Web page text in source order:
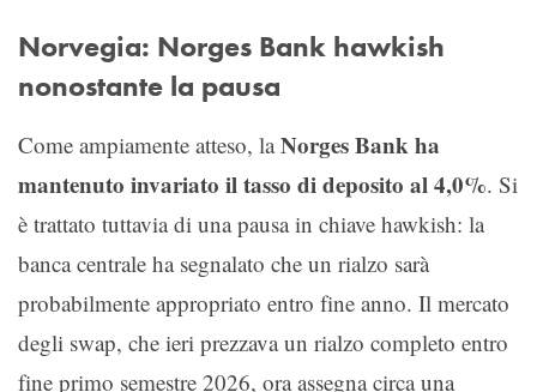
Norvegia: Norges Bank hawkish
nonostante la pausa
Come ampiamente atteso, laNorges Bank ha
mantenuto invariato il tasso di deposito al 4,0%. Si
è trattato tuttavia di una pausa in chiave hawkish: la
banca centrale ha segnalato che un rialzo sarà
probabilmente appropriato entro fine anno. Il mercato
degli swap, che ieri prezzava un rialzo completo entro
fine primo semestre 2026, ora assegna circa una